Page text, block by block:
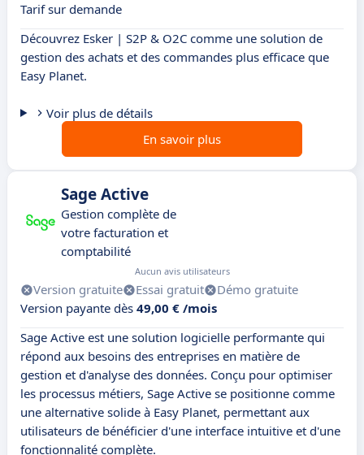
Tarif sur demande
Découvrez Esker | S2P & O2C comme une solution de
gestion des achats et des commandes plus efficace que
Easy Planet.
Voir plus de détails
En savoir plus
Sage Active
Gestion complète de
votre facturation et
comptabilité
Aucun avis utilisateurs
Version gratuite Essai gratuit
Démo gratuite
Version payante dès 49,00 € /mois
Sage Active est une solution logicielle performante qui
répond aux besoins des entreprises en matière de
gestion et d'analyse des données. Conçu pour optimiser
les processus métiers, Sage Active se positionne comme
une alternative solide à Easy Planet, permettant aux
utilisateurs de bénéficier d'une interface intuitive et d'une
fonctionnalité complète.